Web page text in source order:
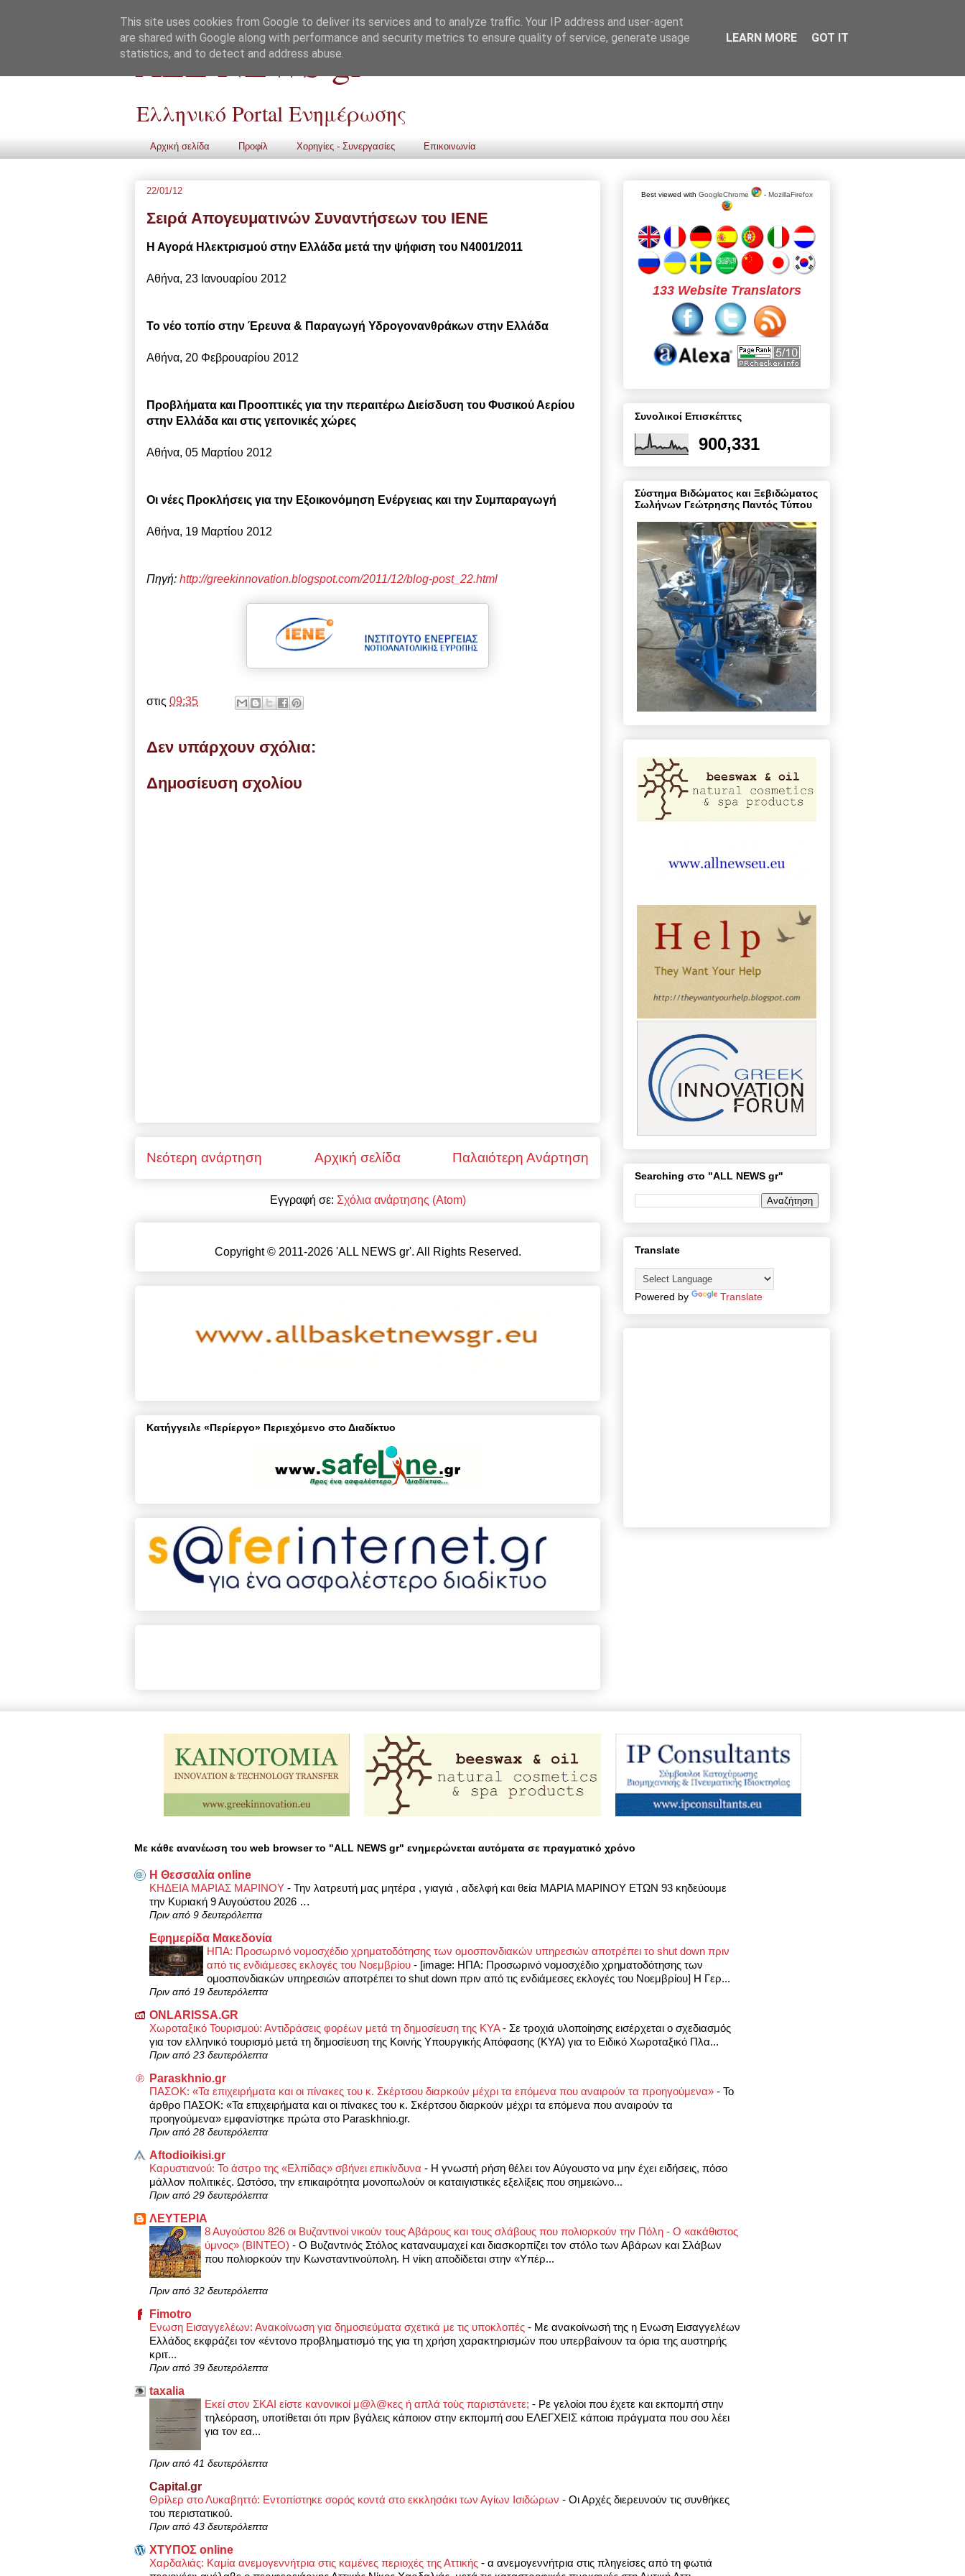
ALL NEWS gr
Ελληνικό Portal Ενημέρωσης
Αρχική σελίδα Προφίλ Χορηγίες - Συνεργασίες Επικοινωνία
22/01/12
Σειρά Απογευματινών Συναντήσεων του ΙΕΝΕ
Η Αγορά Ηλεκτρισμού στην Ελλάδα μετά την ψήφιση του Ν4001/2011
Αθήνα, 23 Ιανουαρίου 2012
Το νέο τοπίο στην Έρευνα & Παραγωγή Υδρογονανθράκων στην Ελλάδα
Αθήνα, 20 Φεβρουαρίου 2012
Προβλήματα και Προοπτικές για την περαιτέρω Διείσδυση του Φυσικού Αερίου
στην Ελλάδα και στις γειτονικές χώρες
Αθήνα, 05 Μαρτίου 2012
Οι νέες Προκλήσεις για την Εξοικονόμηση Ενέργειας και την Συμπαραγωγή
Αθήνα, 19 Μαρτίου 2012
Πηγή: http://greekinnovation.blogspot.com/2011/12/blog-post_22.html
στις 09:35
Δεν υπάρχουν σχόλια:
Δημοσίευση σχολίου
Νεότερη ανάρτηση Παλαιότερη Ανάρτηση
Αρχική σελίδα
Εγγραφή σε: Σχόλια ανάρτησης (Atom)
Copyright © 2011-2026 'ALL NEWS gr'. All Rights Reserved.
Κατήγγειλε «Περίεργο» Περιεχόμενο στο Διαδίκτυο
Best viewed with GoogleChrome - MozillaFirefox
133 Website Translators
Συνολικοί Επισκέπτες
900,331
Σύστημα Βιδώματος και Ξεβιδώματος
Σωλήνων Γεώτρησης Παντός Τύπου
Searching στο "ALL NEWS gr"
Translate
Powered by Translate
Με κάθε ανανέωση του web browser το "ALL NEWS gr" ενημερώνεται αυτόματα σε πραγματικό χρόνο
Η Θεσσαλία online
ΚΗΔΕΙΑ ΜΑΡΙΑΣ ΜΑΡΙΝΟΥ - Την λατρευτή μας μητέρα , γιαγιά , αδελφή και θεία ΜΑΡΙΑ ΜΑΡΙΝΟΥ ΕΤΩΝ 93 κηδεύουμε
την Κυριακή 9 Αυγούστου 2026 …
Πριν από 9 δευτερόλεπτα
Εφημερίδα Μακεδονία
ΗΠΑ: Προσωρινό νομοσχέδιο χρηματοδότησης των ομοσπονδιακών υπηρεσιών αποτρέπει το shut down πριν
από τις ενδιάμεσες εκλογές του Νοεμβρίου - [image: ΗΠΑ: Προσωρινό νομοσχέδιο χρηματοδότησης των
ομοσπονδιακών υπηρεσιών αποτρέπει το shut down πριν από τις ενδιάμεσες εκλογές του Νοεμβρίου] Η Γερ...
Πριν από 19 δευτερόλεπτα
ONLARISSA.GR
Χωροταξικό Τουρισμού: Αντιδράσεις φορέων μετά τη δημοσίευση της ΚΥΑ- Σε τροχιά υλοποίησης εισέρχεται ο σχεδιασμός
για τον ελληνικό τουρισμό μετά τη δημοσίευση της Κοινής Υπουργικής Απόφασης (ΚΥΑ) για το Ειδικό Χωροταξικό Πλα...
Πριν από 23 δευτερόλεπτα
Paraskhnio.gr
ΠΑΣΟΚ: «Τα επιχειρήματα και οι πίνακες του κ. Σκέρτσου διαρκούν μέχρι τα επόμενα που αναιρούν τα προηγούμενα» - Το
άρθρο ΠΑΣΟΚ: «Τα επιχειρήματα και οι πίνακες του κ. Σκέρτσου διαρκούν μέχρι τα επόμενα που αναιρούν τα
προηγούμενα» εμφανίστηκε πρώτα στο Paraskhnio.gr.
Πριν από 28 δευτερόλεπτα
Aftodioikisi.gr
Καρυστιανού: Το άστρο της «Ελπίδας» σβήνει επικίνδυνα - Η γνωστή ρήση θέλει τον Αύγουστο να μην έχει ειδήσεις, πόσο
μάλλον πολιτικές. Ωστόσο, την επικαιρότητα μονοπωλούν οι καταιγιστικές εξελίξεις που σημειώνο...
Πριν από 29 δευτερόλεπτα
ΛΕΥΤΕΡΙΑ
8 Αυγούστου 826 οι Βυζαντινοί νικούν τους Αβάρους και τους σλάβους που πολιορκούν την Πόλη - Ο «ακάθιστος
ύμνος» (ΒΙΝΤΕΟ) - Ο Βυζαντινός Στόλος καταναυμαχεί και διασκορπίζει τον στόλο των Αβάρων και Σλάβων
που πολιορκούν την Κωνσταντινούπολη. Η νίκη αποδίδεται στην «Υπέρ...
Πριν από 32 δευτερόλεπτα
Fimotro
Ενωση Εισαγγελέων: Ανακοίνωση για δημοσιεύματα σχετικά με τις υποκλοπές - Με ανακοίνωσή της η Ενωση Εισαγγελέων
Ελλάδος εκφράζει τον «έντονο προβληματισμό της για τη χρήση χαρακτηρισμών που υπερβαίνουν τα όρια της αυστηρής
κριτ...
Πριν από 39 δευτερόλεπτα
taxalia
Εκεί στον ΣΚΑΙ είστε κανονικοί μ@λ@κες ή απλά τοὺς παριστάνετε; - Ρε γελοίοι που έχετε και εκπομπή στην
τηλεόραση, υποτίθεται ότι πριν βγάλεις κάποιον στην εκπομπή σου ΕΛΕΓΧΕΙΣ κάποια πράγματα που σου λέει
για τον εα...
Πριν από 41 δευτερόλεπτα
Capital.gr
Θρίλερ στο Λυκαβηττό: Εντοπίστηκε σορός κοντά στο εκκλησάκι των Αγίων Ισιδώρων - Οι Αρχές διερευνούν τις συνθήκες
του περιστατικού.
Πριν από 43 δευτερόλεπτα
XΤΥΠΟΣ online
Χαρδαλιάς: Καμία ανεμογεννήτρια στις καμένες περιοχές της Αττικής - α ανεμογεννήτρια στις πληγείσες από τη φωτιά
This site uses cookies from Google to deliver its services and to analyze traffic. Your IP address and user-agent
are shared with Google along with performance and security metrics to ensure quality of service, generate usage
statistics, and to detect and address abuse.
LEARN MORE GOT IT